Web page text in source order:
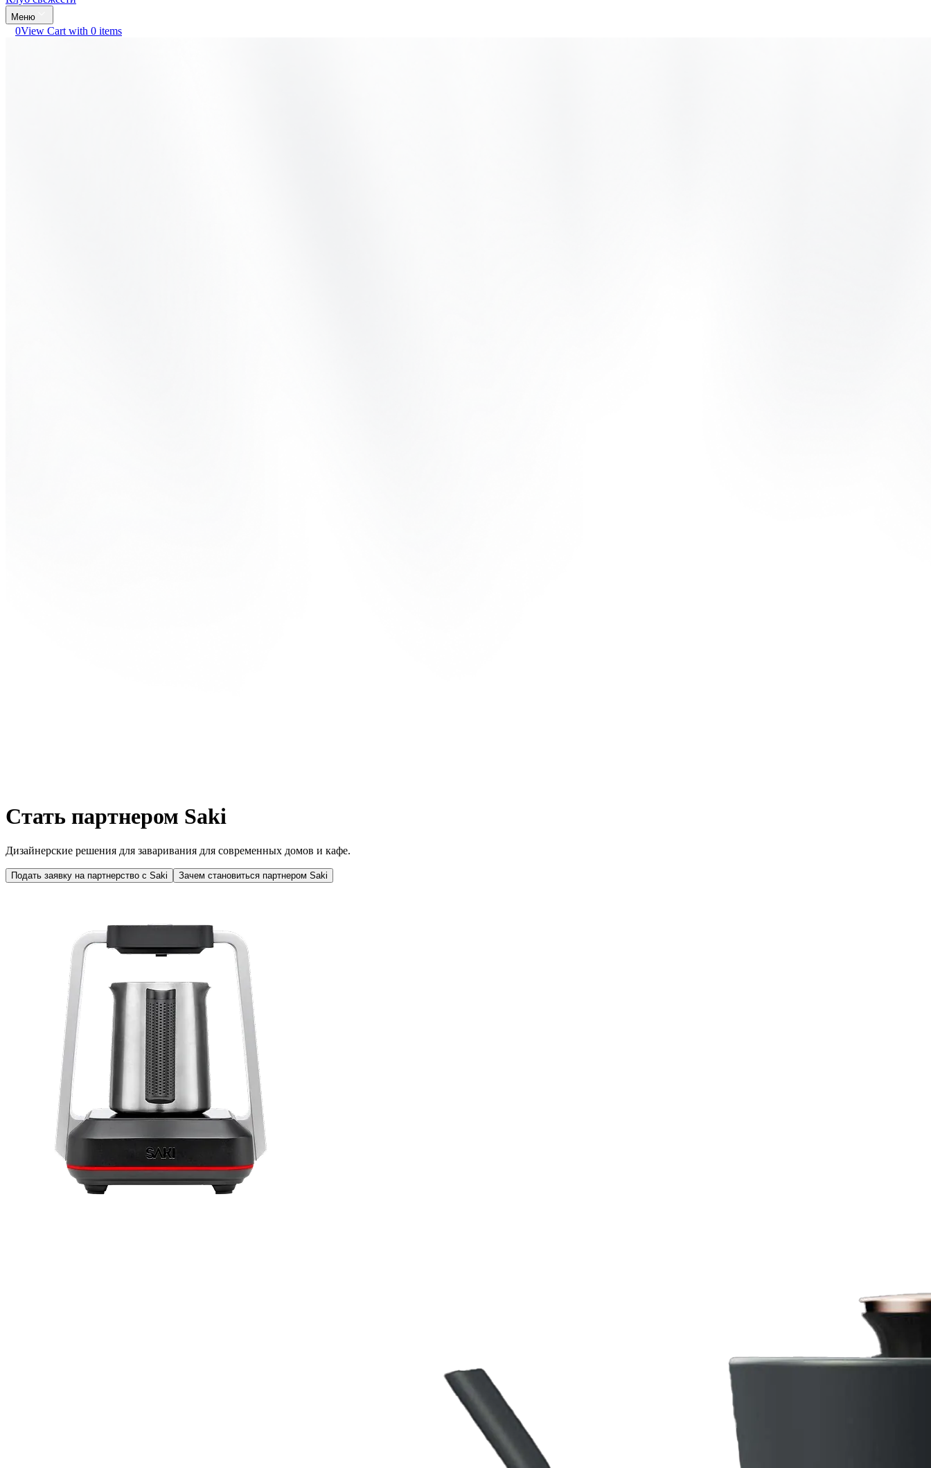
Меню
0View Cart with 0 items
Стать партнером Saki
Дизайнерские решения для заваривания для современных домов и кафе.
Подать заявку на партнерство с Saki Зачем становиться партнером Saki